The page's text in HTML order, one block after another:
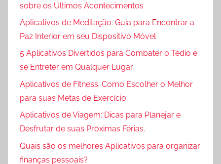
sobre os Últimos Acontecimentos
Aplicativos de Meditação: Guia para Encontrar a
Paz Interior em seu Dispositivo Móvel
5 Aplicativos Divertidos para Combater o Tédio e
se Entreter em Qualquer Lugar
Aplicativos de Fitness: Como Escolher o Melhor
para suas Metas de Exercício
Aplicativos de Viagem: Dicas para Planejar e
Desfrutar de suas Próximas Férias.
Quais são os melhores Aplicativos para organizar
finanças pessoais?